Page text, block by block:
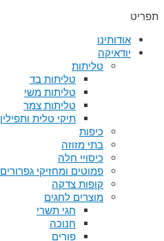
תפריט
אודותינו
יודאיקה
טליתות
טליתות בד
טליתות משי
טליתות צמר
תיקי טלית ותפילין
כיפות
בתי מזוזה
כיסויי חלה
פמוטים ומחזיקי גפרורים
קופות צדקה
מוצרים לחגים
חגי תשרי
חנוכה
פורים